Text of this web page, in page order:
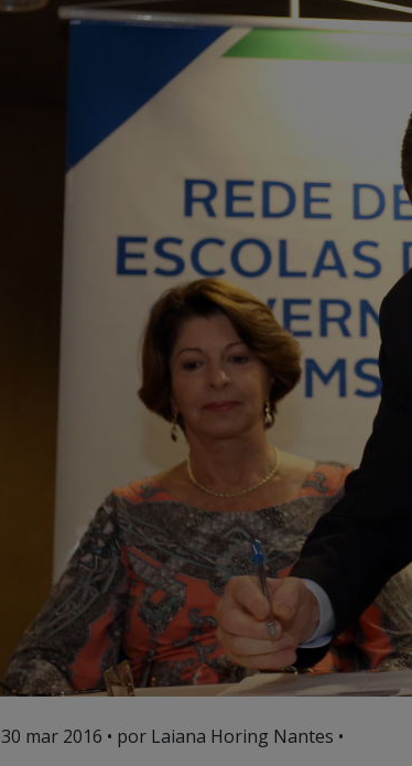
30 mar 2016 • por Laiana Horing Nantes •